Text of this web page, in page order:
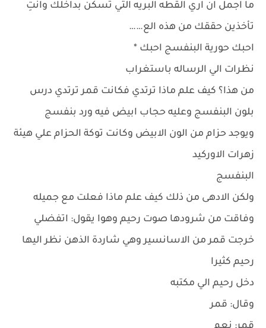
ما اجمل ان اري القطه البريه التي تسكن بداخلك وانتِ
تأخذين حققك من هذه الع……
احبك حورية البنفسج احبك *
نظرات الي الرساله باستغراب
من هذا؟ كيف علم ماذا ترتدي فكانت قمر ترتدي درس
بلون البنفسج وعليه حجاب ابيض فيه ورد بنفسج
ويوجد حزام من الون الابيض وكانت توكة الحزام علي هيئة
زهرات الاوركيد
البنفسج
ولكن الادهى من ذلك كيف علم ماذا فعلت مع جميله
وفاقت من شرودها صوت رحيم وهوا يقول: اتفضلي
خرجت قمر من الاسانسير وهي شاردة الذهن نظر اليها
رحيم كثيرا
دخل رحيم الي مكتبه
وقال: قمر